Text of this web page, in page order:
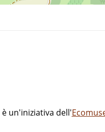
è un'iniziativa dell'